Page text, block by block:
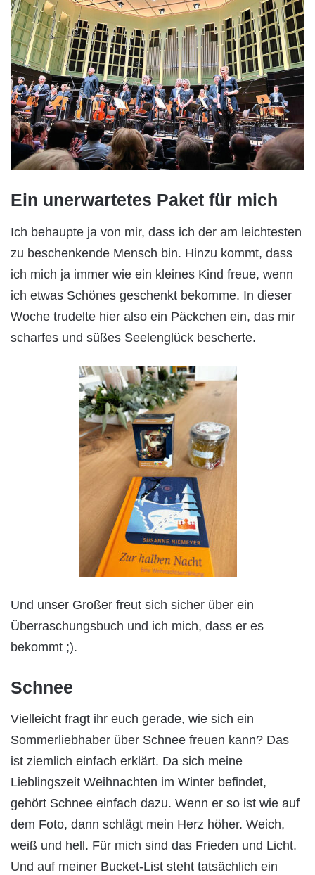
Ein unerwartetes Paket für mich
Ich behaupte ja von mir, dass ich der am leichtesten
zu beschenkende Mensch bin. Hinzu kommt, dass
ich mich ja immer wie ein kleines Kind freue, wenn
ich etwas Schönes geschenkt bekomme. In dieser
Woche trudelte hier also ein Päckchen ein, das mir
scharfes und süßes Seelenglück bescherte.
Und unser Großer freut sich sicher über ein
Überraschungsbuch und ich mich, dass er es
bekommt ;).
Schnee
Vielleicht fragt ihr euch gerade, wie sich ein
Sommerliebhaber über Schnee freuen kann? Das
ist ziemlich einfach erklärt. Da sich meine
Lieblingszeit Weihnachten im Winter befindet,
gehört Schnee einfach dazu. Wenn er so ist wie auf
dem Foto, dann schlägt mein Herz höher. Weich,
weiß und hell. Für mich sind das Frieden und Licht.
Und auf meiner Bucket-List steht tatsächlich ein